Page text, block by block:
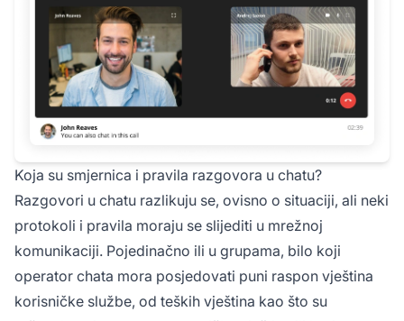
Koja su smjernica i pravila razgovora u chatu?
Razgovori u chatu razlikuju se, ovisno o situaciji, ali neki
protokoli i pravila moraju se slijediti u mrežnoj
komunikaciji. Pojedinačno ili u grupama, bilo koji
operator chata mora posjedovati puni raspon vještina
korisničke službe, od teških vještina kao što su